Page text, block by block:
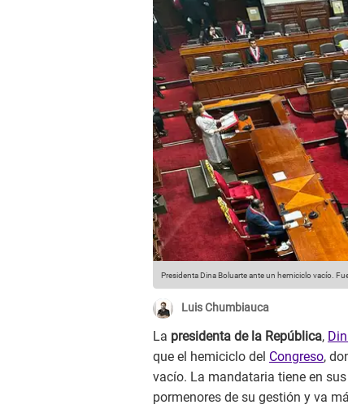
Presidenta Dina Boluarte ante un hemiciclo vacío.
Luis Chumbiauca
La presidenta de la República,
que el hemiciclo del Congreso,
vacío. La mandataria tiene en
pormenores de su gestión y va